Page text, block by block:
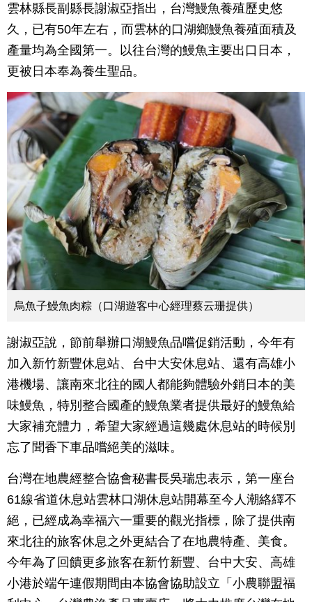
雲林縣長副縣長謝淑亞指出，台灣鰻魚養殖歷史悠
久，已有50年左右，而雲林的口湖鄉鰻魚養殖面積及
產量均為全國第一。以往台灣的鰻魚主要出口日本，
更被日本奉為養生聖品。
烏魚子鰻魚肉粽（口湖遊客中心經理蔡云珊提供）
謝淑亞說，節前舉辦口湖鰻魚品嚐促銷活動，今年有
加入新竹新豐休息站、台中大安休息站、還有高雄小
港機場、讓南來北往的國人都能夠體驗外銷日本的美
味鰻魚，特別整合國產的鰻魚業者提供最好的鰻魚給
大家補充體力，希望大家經過這幾處休息站的時候別
忘了聞香下車品嚐絕美的滋味。
台灣在地農經整合協會秘書長吳瑞忠表示，第一座台
61線省道休息站雲林口湖休息站開幕至今人潮絡繹不
絕，已經成為幸福六一重要的觀光指標，除了提供南
來北往的旅客休息之外更結合了在地農特產、美食。
今年為了回饋更多旅客在新竹新豐、台中大安、高雄
小港於端午連假期間由本協會協助設立「小農聯盟福